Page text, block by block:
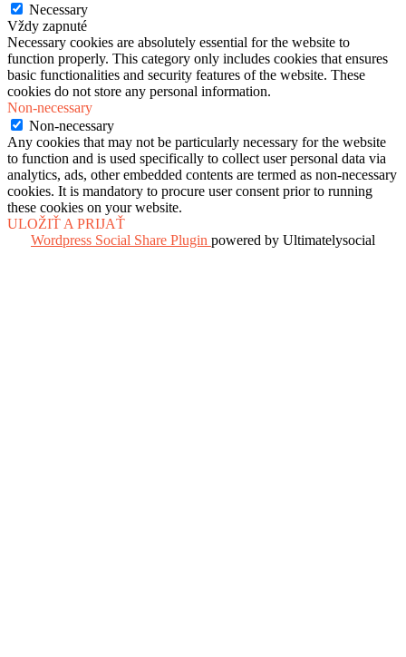
Necessary
Vždy zapnuté
Necessary cookies are absolutely essential for the website to
function properly. This category only includes cookies that ensures
basic functionalities and security features of the website. These
cookies do not store any personal information.
Non-necessary
Non-necessary
Any cookies that may not be particularly necessary for the website
to function and is used specifically to collect user personal data via
analytics, ads, other embedded contents are termed as non-necessary
cookies. It is mandatory to procure user consent prior to running
these cookies on your website.
ULOŽIŤ A PRIJAŤ
Wordpress Social Share Plugin powered by Ultimatelysocial